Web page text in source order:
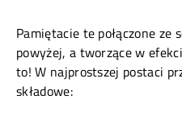
Pamiętacie te połączone ze
powyżej, a tworzące w
to! W najprostszej postaci
składowe: